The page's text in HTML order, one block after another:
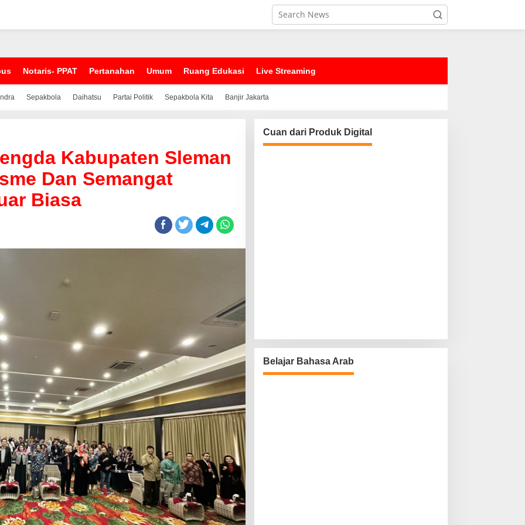
Notaris- PPAT Pertanahan Umum Ruang Edukasi Live Streaming
Sepakbola Daihatsu Partai Politik Sepakbola Kita Banjir Jakarta
Kabupaten Sleman
Dan Semangat
Biasa
Cuan dari Produk Digital
Belajar Bahasa Arab